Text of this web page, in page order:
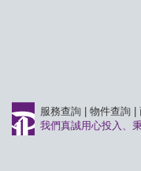
服務查詢 物件查詢
我們真誠用心投入、